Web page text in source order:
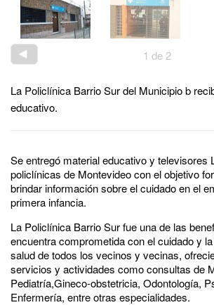
1 de 2
La Policlínica Barrio Sur del Municipio b
educativo.
Se entregó material educativo y televisores
policlínicas de Montevideo con el objetivo
brindar información sobre el cuidado en el
primera infancia.
La Policlínica Barrio Sur fue una de las
encuentra comprometida con el cuidado y
salud de todos los vecinos y vecinas,
servicios y actividades como consultas de
Pediatría,Gineco-obstetricia, Odontología,
Enfermería, entre otras especialidades.